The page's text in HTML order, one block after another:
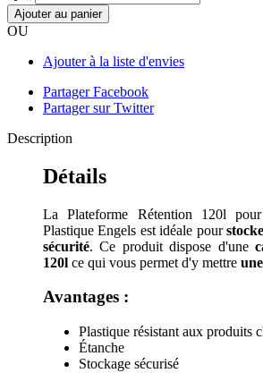
Ajouter au panier
OU
Ajouter à la liste d'envies
Partager Facebook
Partager sur Twitter
Description
Détails
La Plateforme Rétention 120l
Plastique Engels est idéale pour
sécurité. Ce produit dispose d'une
120l ce qui vous permet d'y mettre
Avantages :
Plastique résistant aux produits
Étanche
Stockage sécurisé